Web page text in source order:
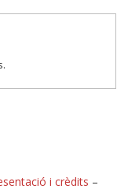
i crèdits –